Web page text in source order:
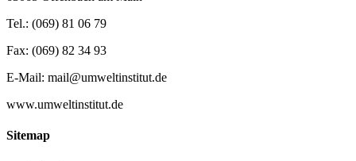
Tel.: (069) 81 06 79
Fax: (069) 82 34 93
E-Mail: mail@umweltinstitut.de
www.umweltinstitut.de
Sitemap